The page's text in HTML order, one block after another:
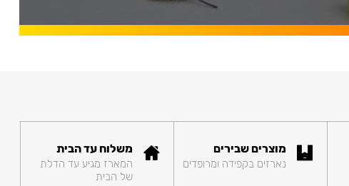
מוצרים שבירים
נארזים בקפידה ומרופדים
משלוח עד הבית
המארז מגיע עד הדלת
של הבית